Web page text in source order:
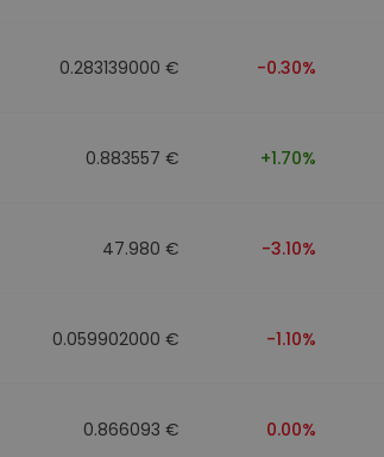
0.283139000 € -0.30%
0.883557 € +1.70%
47.980 € -3.10%
0.059902000 € -1.10%
0.866093 € 0.00%